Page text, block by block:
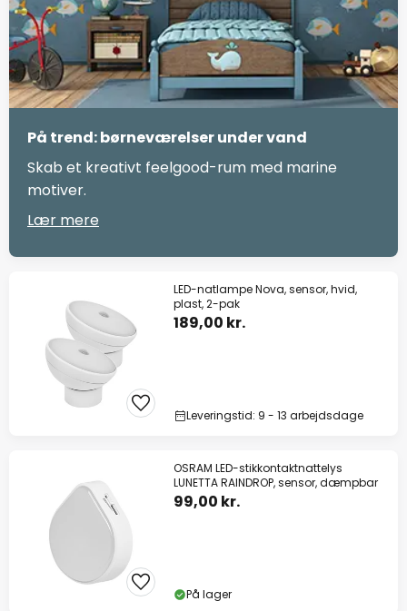
På trend: børneværelser under vand
Skab et kreativt feelgood-rum med marine
motiver.
Lær mere
LED-natlampe Nova, sensor, hvid,
plast, 2-pak
189,00 kr.
Leveringstid: 9 - 13 arbejdsdage
OSRAM LED-stikkontaktnattelys
LUNETTA RAINDROP, sensor, dæmpbar
99,00 kr.
På lager